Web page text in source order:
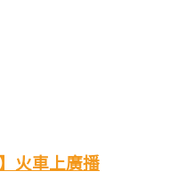
火車上廣播